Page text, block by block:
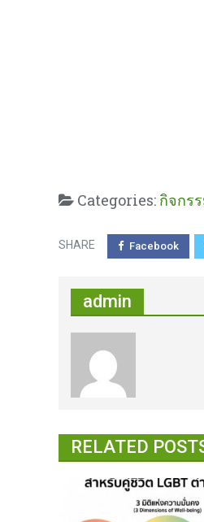
Categories: กิจกร
SHARE Facebook
admin
RELATED